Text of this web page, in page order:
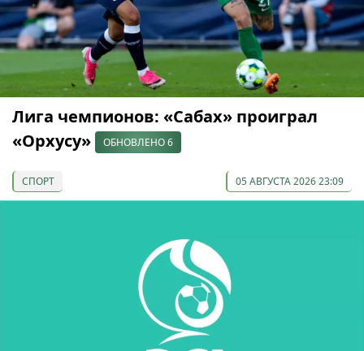
Лига чемпионов: «Сабах» проиграл
«Орхусу»
ОБНОВЛЕНО 6
СПОРТ 05 АВГУСТА 2026 23:09